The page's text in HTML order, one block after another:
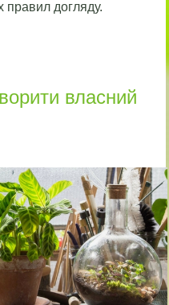
правил догляду.
власний